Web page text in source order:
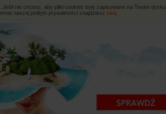
nie chcesz, aby pliki cookies były zapisywane na Twoim dysku,
naszej polityki prywatności znajdziesz tutaj